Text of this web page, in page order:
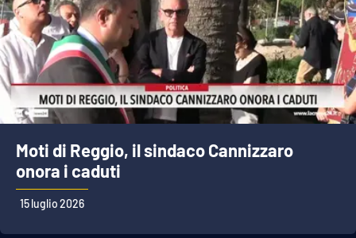
Moti di Reggio, il sindaco Cannizzaro
onora i caduti
15 luglio 2026